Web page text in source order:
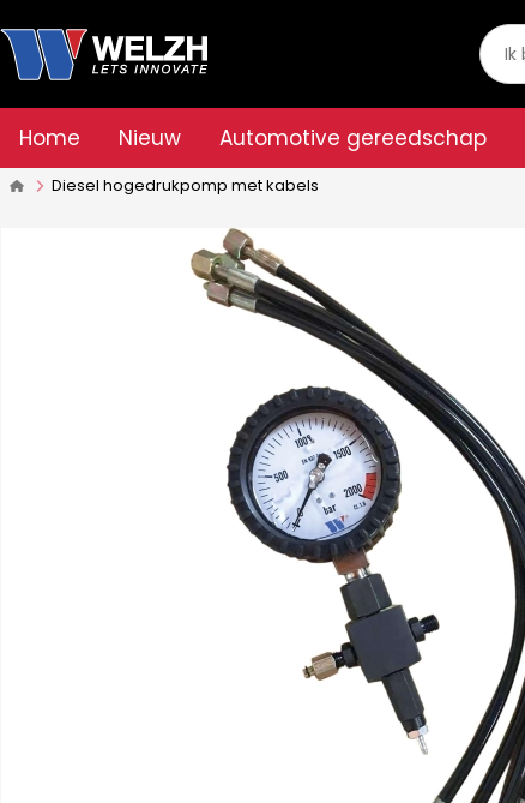
Home Nieuw Automotive gereedschap
Diesel hogedrukpomp met kabels